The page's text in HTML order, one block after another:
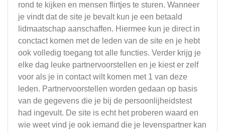
rond te kijken en mensen flirtjes te sturen. Wanneer
je vindt dat de site je bevalt kun je een betaald
lidmaatschap aanschaffen. Hiermee kun je direct in
conctact komen met de leden van de site en je hebt
ook volledig toegang tot alle functies. Verder krijg je
elke dag leuke partnervoorstellen en je kiest er zelf
voor als je in contact wilt komen met 1 van deze
leden. Partnervoorstellen worden gedaan op basis
van de gegevens die je bij de persoonlijheidstest
had ingevult. De site is echt het proberen waard en
wie weet vind je ook iemand die je levenspartner kan